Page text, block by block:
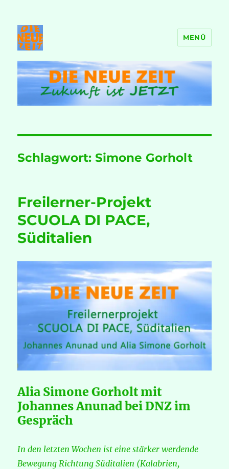
DIE NEUE ZEIT
MENÜ
Schlagwort:Simone Gorholt
Freilerner-Projekt
SCUOLA DI PACE,
Süditalien
Alia Simone Gorholt mit
Johannes Anunad bei DNZ im
Gespräch
In den letzten Wochen ist eine stärker werdende
Bewegung Richtung Süditalien (Kalabrien,